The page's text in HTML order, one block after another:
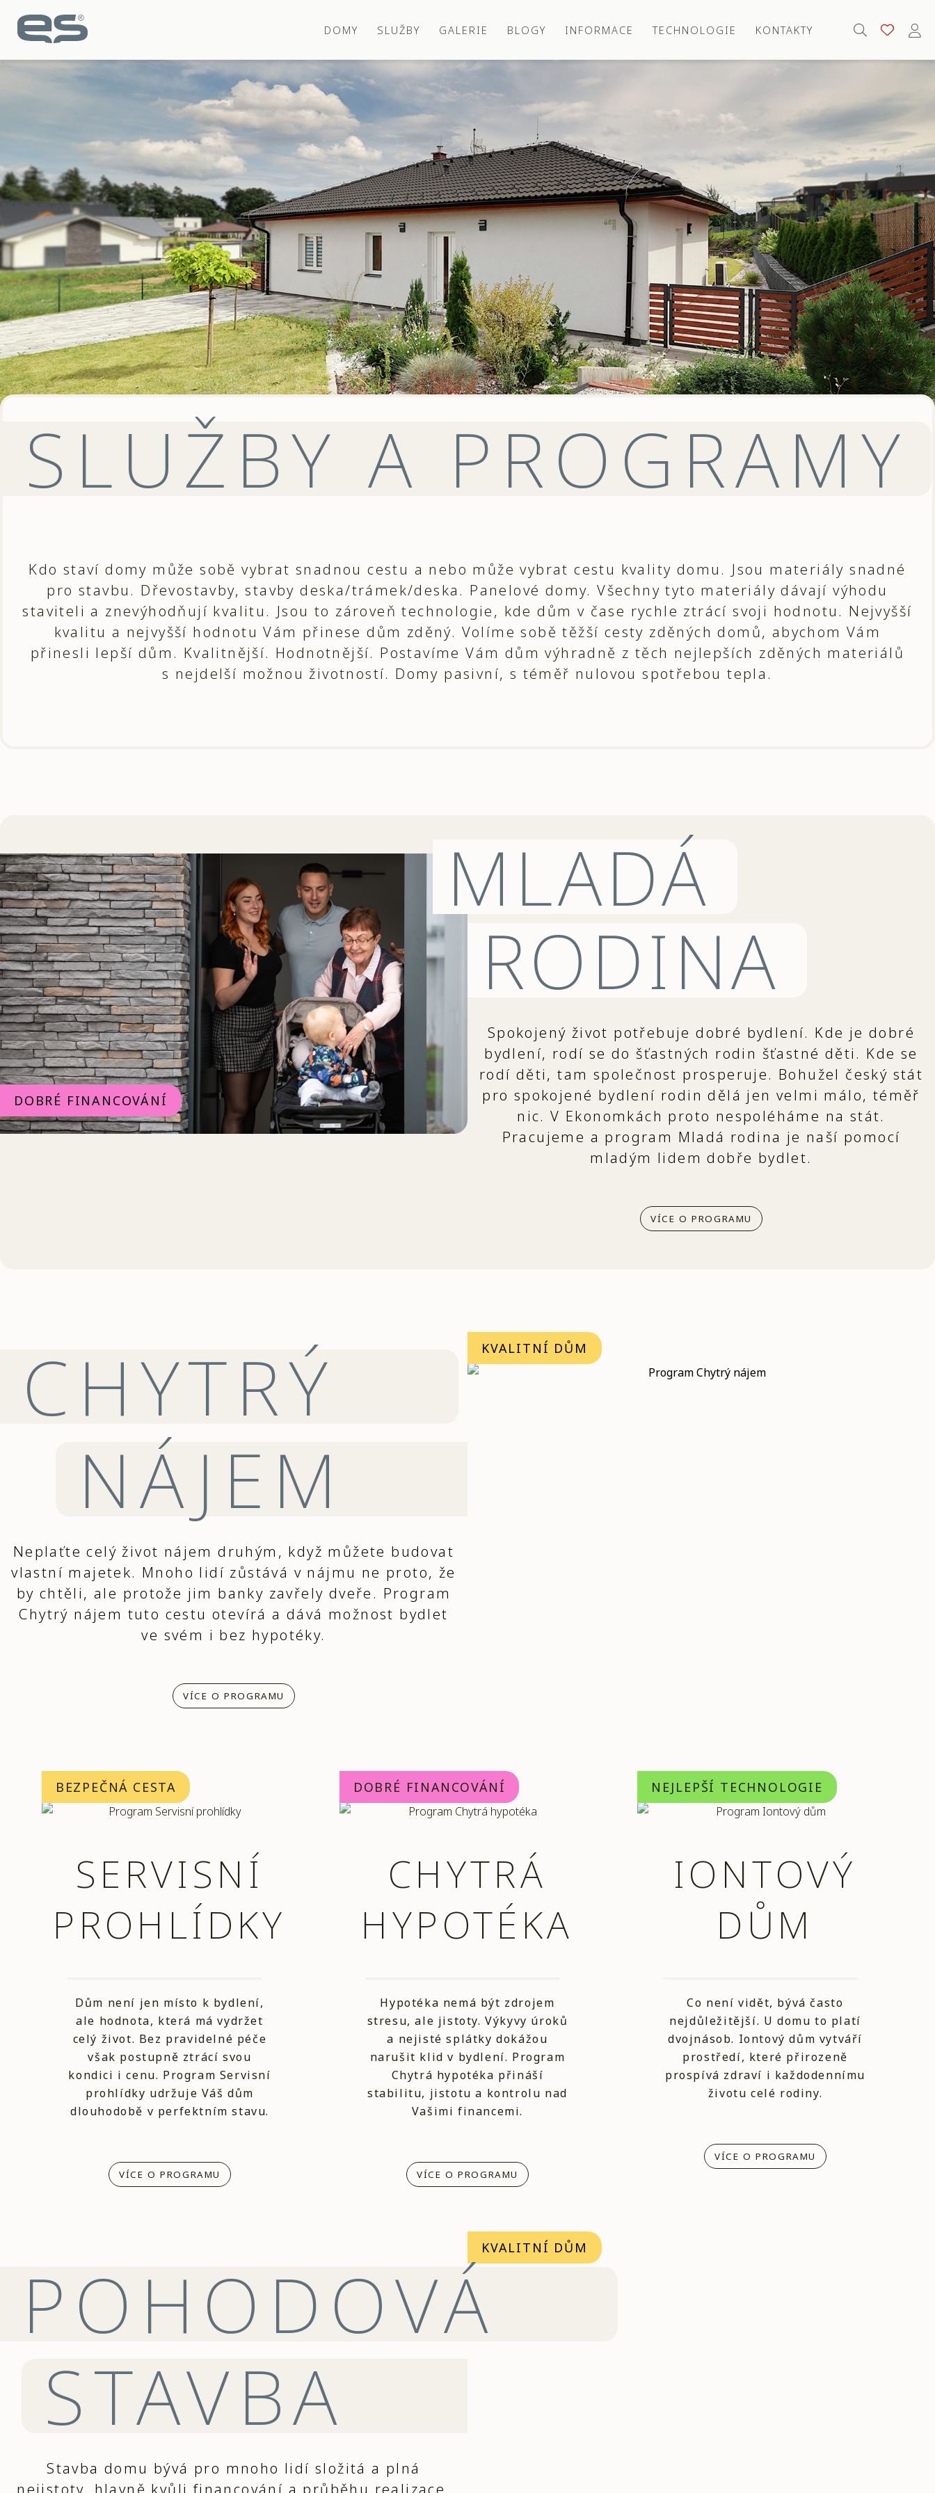
DOMY SLUŽBY GALERIE BLOGY INFORMACE TECHNOLOGIE KONTAKTY
SLUŽBY A PROGRAMY
Kdo staví domy může sobě vybrat snadnou cestu a nebo může vybrat cestu kvality domu. Jsou materiály snadné
pro stavbu. Dřevostavby, stavby deska/trámek/deska. Panelové domy. Všechny tyto materiály dávají výhodu
staviteli a znevýhodňují kvalitu. Jsou to zároveň technologie, kde dům v čase rychle ztrácí svoji hodnotu. Nejvyšší
kvalitu a nejvyšší hodnotu Vám přinese dům zděný. Volíme sobě těžší cesty zděných domů, abychom Vám
přinesli lepší dům. Kvalitnější. Hodnotnější. Postavíme Vám dům výhradně z těch nejlepších zděných materiálů
s nejdelší možnou životností. Domy pasivní, s téměř nulovou spotřebou tepla.
DOBRÉ FINANCOVÁNÍ
MLADÁ
RODINA
Spokojený život potřebuje dobré bydlení. Kde je dobré
bydlení, rodí se do šťastných rodin šťastné děti. Kde se
rodí děti, tam společnost prosperuje. Bohužel český stát
pro spokojené bydlení rodin dělá jen velmi málo, téměř
nic. V Ekonomkách proto nespoléháme na stát.
Pracujeme a program Mladá rodina je naší pomocí
mladým lidem dobře bydlet.
VÍCE O PROGRAMU
CHYTRÝ
NÁJEM
Neplaťte celý život nájem druhým, když můžete budovat
vlastní majetek. Mnoho lidí zůstává v nájmu ne proto, že
by chtěli, ale protože jim banky zavřely dveře. Program
Chytrý nájem tuto cestu otevírá a dává možnost bydlet
ve svém i bez hypotéky.
VÍCE O PROGRAMU
KVALITNÍ DŮM
BEZPEČNÁ CESTA
SERVISNÍ
PROHLÍDKY
Dům není jen místo k bydlení,
ale hodnota, která má vydržet
celý život. Bez pravidelné péče
však postupně ztrácí svou
kondici i cenu. Program Servisní
prohlídky udržuje Váš dům
dlouhodobě v perfektním stavu.
VÍCE O PROGRAMU
DOBRÉ FINANCOVÁNÍ
CHYTRÁ
HYPOTÉKA
Hypotéka nemá být zdrojem
stresu, ale jistoty. Výkyvy úroků
a nejisté splátky dokážou
narušit klid v bydlení. Program
Chytrá hypotéka přináší
stabilitu, jistotu a kontrolu nad
Vašimi financemi.
VÍCE O PROGRAMU
NEJLEPŠÍ TECHNOLOGIE
IONTOVÝ
DŮM
Co není vidět, bývá často
nejdůležitější. U domu to platí
dvojnásob. Iontový dům vytváří
prostředí, které přirozeně
prospívá zdraví i každodennímu
životu celé rodiny.
VÍCE O PROGRAMU
POHODOVÁ
STAVBA
Stavba domu bývá pro mnoho lidí složitá a plná
nejistoty, hlavně kvůli financování a průběhu realizace.
KVALITNÍ DŮM